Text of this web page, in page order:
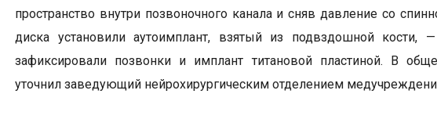
пространство внутри позвоночного канала и сняв давление со
диска установили аутоимплант, взятый из подвздошной
зафиксировали позвонки и имплант титановой пластиной. В
уточнил заведующий нейрохирургическим отделением